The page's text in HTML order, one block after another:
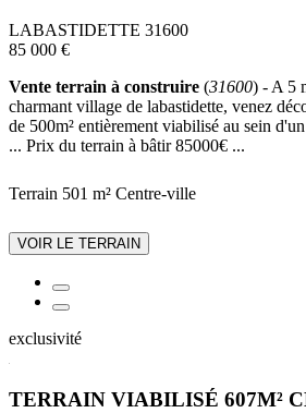
LABASTIDETTE 31600
85 000 €
Vente terrain à construire (31600) - A 5
charmant village de labastidette, venez
de 500m² entièrement viabilisé au sein
... Prix du terrain à bâtir 85000€ ...
Terrain 501 m² Centre-ville
VOIR LE TERRAIN
exclusivité
TERRAIN VIABILISÉ 607M²